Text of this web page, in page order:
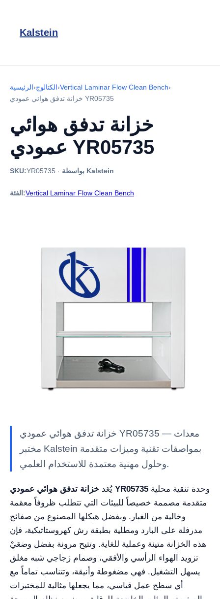
Kalstein
الرئيسية›الكتالوج›Vertical Laminar Flow Clean Bench›
خزانة تدفق هوائي عمودي YR05735
خزانة تدفق هوائي
عمودي YR05735
SKU:YR05735 · بواسطة Kalstein
الفئة:Vertical Laminar Flow Clean Bench
خزانة تدفق هوائي عمودي YR05735 — معدات
مختبر Kalstein بمواصفات تقنية وميزات متقدمة
وحلول مهنية معتمدة للاستخدام العلمي.
يُعَد خزانة تدفق هوائي عمودي YR05735
متقدمة مصممة خصيصاً للبيئات التي تتطلب ظروفاً معقمة
وخالية من الغبار. وبفضل هيكلها المصنوع من صفائح
مدرفلة على البارد ومطلية بطبقة رش كهروستاتيكية، فإن
هذه الخزانة متينة وعملية للغاية. وتتيح مرونة بفضل وضعَيْ
تزويد الهواء الرأسي والأفقي، وصمام زجاجي شبه مغلق
يسهل التشغيل. فهي مضغوطة وأنيقة، وتتناسب تماماً مع
أي سطح عمل قياسي، مما يجعلها مثالية للمختبرات